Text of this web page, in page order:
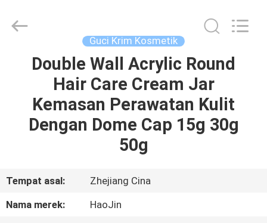
RUMAH
PRODUK
TENTANG
TUR
Plastic
Guci Krim Kosmetik
Double Wall Acrylic Round
Hair Care Cream Jar
Kemasan Perawatan Kulit
Dengan Dome Cap 15g 30g
50g
Tempat asal:
Zhejiang Cina
Nama merek:
HaoJin